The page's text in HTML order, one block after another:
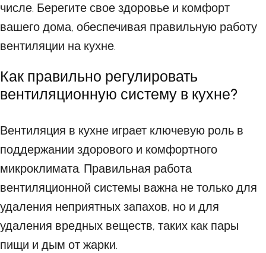
числе. Берегите свое здоровье и комфорт
вашего дома, обеспечивая правильную работу
вентиляции на кухне.
Как правильно регулировать
вентиляционную систему в кухне?
Вентиляция в кухне играет ключевую роль в
поддержании здорового и комфортного
микроклимата. Правильная работа
вентиляционной системы важна не только для
удаления неприятных запахов, но и для
удаления вредных веществ, таких как пары
пищи и дым от жарки.